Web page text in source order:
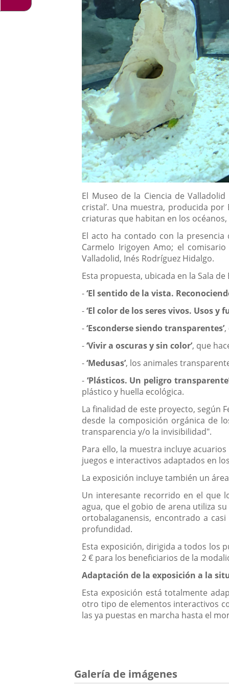
Contenido
El Museo de la Ciencia de
cristal’. Una muestra, producida
criaturas que habitan en los
El acto ha contado con la
Carmelo Irigoyen Amo; el
Valladolid, Inés Rodríguez Hidalgo.
Esta propuesta, ubicada en la Sala
-‘El sentido de la vista.
-‘El color de los seres vivos. Usos y
-‘Esconderse siendo transparentes’,
-‘Vivir a oscuras y sin color’, que
-‘Medusas’, los animales
- ‘Plásticos. Un peligro
plástico y huella ecológica.
La finalidad de este proyecto, según
desde la composición orgánica de
transparencia y/o la invisibilidad".
Para ello, la muestra incluye
juegos e interactivos adaptados en
La exposición incluye también un
Un interesante recorrido en el que
agua, que el gobio de arena utiliza
ortobalaganensis, encontrado a
profundidad.
Esta exposición, dirigida a todos los
2 € para los beneficiarios de la
Adaptación de la exposición a la
Esta exposición está totalmente
otro tipo de elementos interactivos
las ya puestas en marcha hasta el
Galería de imágenes